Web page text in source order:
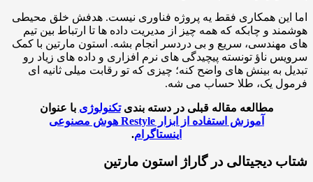
این همکاری فقط یه پروژه فناوری نیست. هدفش خلق محیطی
و چابکه که همه چیز از مدیریت داده ها تا ارتباط بین تیم
مهندسی، سریع و بی دردسر انجام بشه. استون مارتین با کمک
ناؤ تونسته پیچیدگی های نرم افزاری و داده های زیاد رو
به بینش های واضح کنه؛ چیزی که تو رقابت میلی ثانیه ای
یک، طلا حساب می شه.
مطالعه مقاله قبلی در دسته بندیتکنولوژیبا عنوان
آموزش استفاده از ابزار Restyle هوش مصنوعی
اینستاگرام.
دیجیتالی در گاراژ استون مارتین